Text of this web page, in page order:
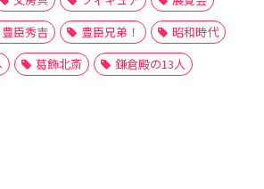
豊臣秀吉 豊臣兄弟！
昭和時代
葛飾北斎 鎌倉殿の13人